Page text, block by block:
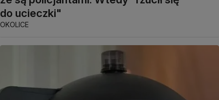
do ucieczki"
OKOLICE